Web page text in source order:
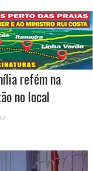
refém na
no local